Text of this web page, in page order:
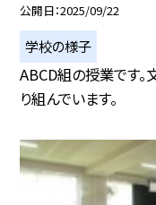
公開日 2025/09/22
学校の様子
ABCD組の授業です
り組んでいます。